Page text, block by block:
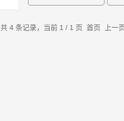
共 4 条记录，当前 1 / 1 页 首页 上一